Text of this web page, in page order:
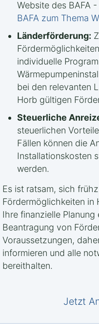
Website des BAFA
BAFA zum Thema
Länderförderung:
individuelle
bei den relevanten
Horb gültigen
Steuerliche
steuerlichen
Fällen können die
Installationskosten
werden.
Es ist ratsam, sich
Fördermöglichkeiten in
Ihre finanzielle
Beantragung von
Voraussetzungen,
informieren und alle
bereithalten.
Jetzt